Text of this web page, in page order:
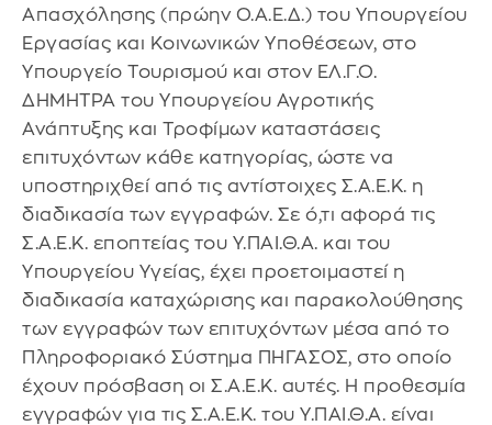
Απασχόλησης (πρώην Ο.Α.Ε.Δ.) του Υπουργείου
Εργασίας και Κοινωνικών Υποθέσεων, στο
Υπουργείο Τουρισμού και στον ΕΛ.Γ.Ο.
ΔΗΜΗΤΡΑ του Υπουργείου Αγροτικής
Ανάπτυξης και Τροφίμων καταστάσεις
επιτυχόντων κάθε κατηγορίας, ώστε να
υποστηριχθεί από τις αντίστοιχες Σ.Α.Ε.Κ. η
διαδικασία των εγγραφών. Σε ό,τι αφορά τις
Σ.Α.Ε.Κ. εποπτείας του Υ.ΠΑΙ.Θ.Α. και του
Υπουργείου Υγείας, έχει προετοιμαστεί η
διαδικασία καταχώρισης και παρακολούθησης
των εγγραφών των επιτυχόντων μέσα από το
Πληροφοριακό Σύστημα ΠΗΓΑΣΟΣ, στο οποίο
έχουν πρόσβαση οι Σ.Α.Ε.Κ. αυτές. Η προθεσμία
εγγραφών για τις Σ.Α.Ε.Κ. του Υ.ΠΑΙ.Θ.Α. είναι